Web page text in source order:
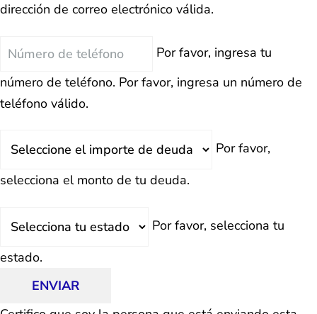
dirección de correo electrónico válida.
Teléfono
Por favor, ingresa tu
número de teléfono. Por favor, ingresa un número de
teléfono válido.
Por favor,
selecciona el monto de tu deuda.
Por favor, selecciona tu
estado.
ENVIAR